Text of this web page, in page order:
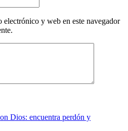
electrónico y web en este navegador
Dios: encuentra perdón y